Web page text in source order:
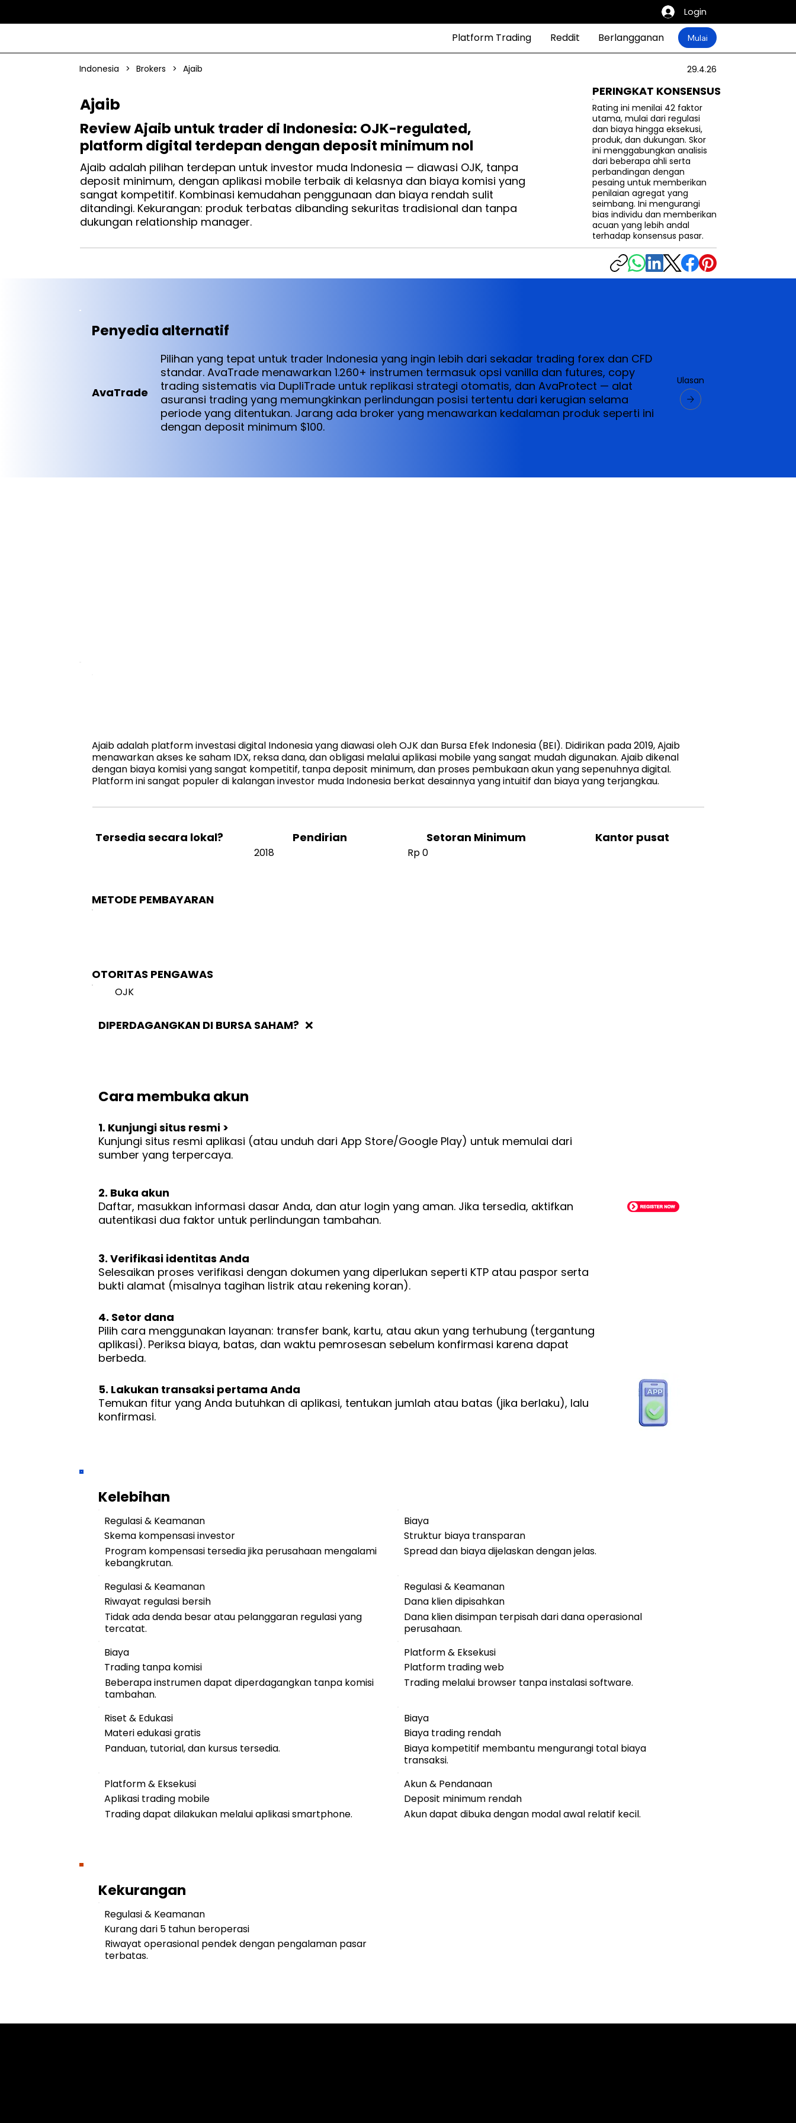
Login
Platform Trading Reddit Berlangganan Mulai
Indonesia > Brokers > Ajaib 29.4.26
Ajaib
Review Ajaib untuk trader di Indonesia: OJK-regulated,
platform digital terdepan dengan deposit minimum nol
Ajaib adalah pilihan terdepan untuk investor muda Indonesia — diawasi OJK, tanpa
deposit minimum, dengan aplikasi mobile terbaik di kelasnya dan biaya komisi yang
sangat kompetitif. Kombinasi kemudahan penggunaan dan biaya rendah sulit
ditandingi. Kekurangan: produk terbatas dibanding sekuritas tradisional dan tanpa
dukungan relationship manager.
PERINGKAT KONSENSUS
Rating ini menilai 42 faktor
utama, mulai dari regulasi
dan biaya hingga eksekusi,
produk, dan dukungan. Skor
ini menggabungkan analisis
dari beberapa ahli serta
perbandingan dengan
pesaing untuk memberikan
penilaian agregat yang
seimbang. Ini mengurangi
bias individu dan memberikan
acuan yang lebih andal
terhadap konsensus pasar.
Penyedia alternatif
AvaTrade
Pilihan yang tepat untuk trader Indonesia yang ingin lebih dari sekadar trading forex dan CFD
standar. AvaTrade menawarkan 1.260+ instrumen termasuk opsi vanilla dan futures, copy
trading sistematis via DupliTrade untuk replikasi strategi otomatis, dan AvaProtect — alat
asuransi trading yang memungkinkan perlindungan posisi tertentu dari kerugian selama
periode yang ditentukan. Jarang ada broker yang menawarkan kedalaman produk seperti ini
dengan deposit minimum $100.
Ulasan
Ajaib adalah platform investasi digital Indonesia yang diawasi oleh OJK dan Bursa Efek Indonesia (BEI). Didirikan pada 2019, Ajaib
menawarkan akses ke saham IDX, reksa dana, dan obligasi melalui aplikasi mobile yang sangat mudah digunakan. Ajaib dikenal
dengan biaya komisi yang sangat kompetitif, tanpa deposit minimum, dan proses pembukaan akun yang sepenuhnya digital.
Platform ini sangat populer di kalangan investor muda Indonesia berkat desainnya yang intuitif dan biaya yang terjangkau.
Tersedia secara lokal? Pendirian
2018
Setoran Minimum
Rp 0
Kantor pusat
METODE PEMBAYARAN
OTORITAS PENGAWAS
OJK
DIPERDAGANGKAN DI BURSA SAHAM? ❌
Cara membuka akun
1. Kunjungi situs resmi >
Kunjungi situs resmi aplikasi (atau unduh dari App Store/Google Play) untuk memulai dari
sumber yang terpercaya.
2. Buka akun
Daftar, masukkan informasi dasar Anda, dan atur login yang aman. Jika tersedia, aktifkan
autentikasi dua faktor untuk perlindungan tambahan.
3. Verifikasi identitas Anda
Selesaikan proses verifikasi dengan dokumen yang diperlukan seperti KTP atau paspor serta
bukti alamat (misalnya tagihan listrik atau rekening koran).
4. Setor dana
Pilih cara menggunakan layanan: transfer bank, kartu, atau akun yang terhubung (tergantung
aplikasi). Periksa biaya, batas, dan waktu pemrosesan sebelum konfirmasi karena dapat
berbeda.
5. Lakukan transaksi pertama Anda
Temukan fitur yang Anda butuhkan di aplikasi, tentukan jumlah atau batas (jika berlaku), lalu
konfirmasi.
Kelebihan
Regulasi & Keamanan
Skema kompensasi investor
Program kompensasi tersedia jika perusahaan mengalami
kebangkrutan.
Biaya
Struktur biaya transparan
Spread dan biaya dijelaskan dengan jelas.
Regulasi & Keamanan
Riwayat regulasi bersih
Tidak ada denda besar atau pelanggaran regulasi yang
tercatat.
Regulasi & Keamanan
Dana klien dipisahkan
Dana klien disimpan terpisah dari dana operasional
perusahaan.
Biaya
Trading tanpa komisi
Beberapa instrumen dapat diperdagangkan tanpa komisi
tambahan.
Platform & Eksekusi
Platform trading web
Trading melalui browser tanpa instalasi software.
Riset & Edukasi
Materi edukasi gratis
Panduan, tutorial, dan kursus tersedia.
Biaya
Biaya trading rendah
Biaya kompetitif membantu mengurangi total biaya
transaksi.
Platform & Eksekusi
Aplikasi trading mobile
Trading dapat dilakukan melalui aplikasi smartphone.
Akun & Pendanaan
Deposit minimum rendah
Akun dapat dibuka dengan modal awal relatif kecil.
Kekurangan
Regulasi & Keamanan
Kurang dari 5 tahun beroperasi
Riwayat operasional pendek dengan pengalaman pasar
terbatas.